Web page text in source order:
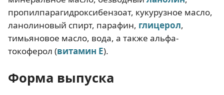
пропилпарагидроксибензоат, кукурузное масло,
ланолиновый спирт, парафин, глицерол,
тимьяновое масло, вода, а также альфа-
токоферол (витамин Е).
Форма выпуска